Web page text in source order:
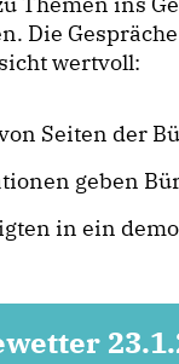
Die
wertvoll:
Seiten der
geben
in ein